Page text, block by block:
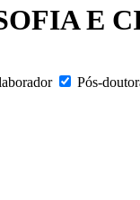
E
Pós-